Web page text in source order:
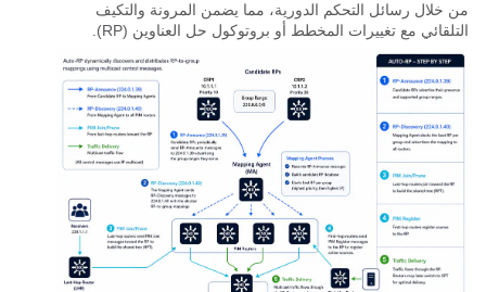
من خلال رسائل التحكم الدورية، مما يضمن المرونة والتكيف
التلقائي مع تغييرات المخطط أو بروتوكول حل العناوين (RP).